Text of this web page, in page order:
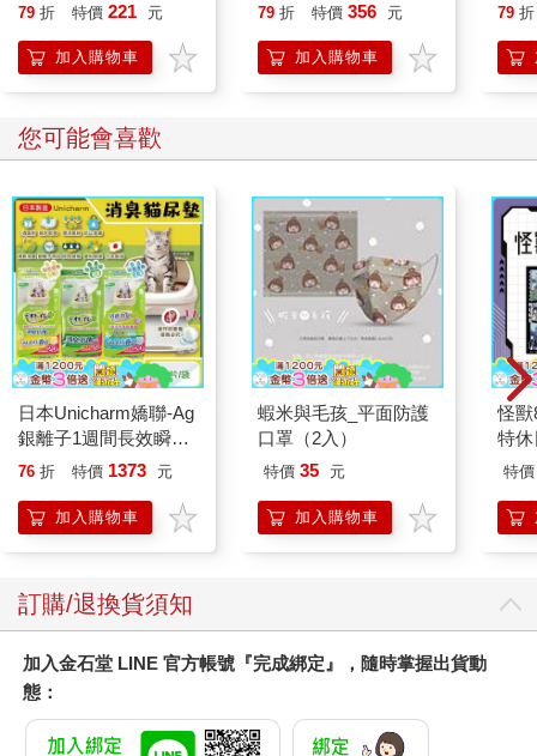
是忍不住。」旁邊的學生紛紛表示，雖然玩久了會眼睛酸痛、頭
痛或頭很脹、睡不好，但仍然常滑手機到力竭睡著，隔天睡醒
時，還握著手機。還有人說不知道自己怎麼了，常常很想哭，或
覺得心裡不舒服。
惱的傾訴：
「壓力大的時候，我就滑手機。」不少學生說這是唯一的減壓方
式，但不知為何，減壓完就讀不下書。
「我爸媽也手機上癮，卻只在乎我考幾分。」
「心情沮喪時，想找爸媽談心，他們卻趕我去念書。」
「考試考不好，我爸會拿書砸我。」
「考試永遠輸，念書念得好想死。」
「爸爸逼我念電資醫牙，說文組沒前途，可是我討厭數物化。」
「我媽比較喜歡我哥，不喜歡我。」
「爸媽幾乎天天吵架，放學後，我都不想回家。」
「我失眠、不由自主地掉淚，但我媽說我裝病。」
「補習補了一輩子。我活著就是為了分數嗎？」
地不起──
「我爸說，這個家沒有我會更幸福。」
●腹背受敵，缺少情感支持的孩子
拼湊好幾週後，結論逐漸從我腦海中浮現：躲進手機的世界，學
起來嘻皮笑臉的孩子很需要自己的支持。就算是別人看來懶惰、
學習意願低落的孩子，也很需要大人的協助。
即使已經有許多專家不斷寫文章表示，父母的支持是孩子受挫時
79 折 特價 221 元
加入購物車
79 折 特價 356 元
加入購物車
79 折
您可能會喜歡
日本Unicharm嬌聯-Ag
銀離子1週間長效瞬吸
乾爽寵物消臭大師貓尿
防滲漏貓尿布/可觀察
尿色貓潔墊補充包/本
76 折 特價 1373 元
加入購物車
蝦米與毛孩_平面防護
口罩（2入）
特價 35 元
加入購物車
怪獸
特
加購]
特價
訂購/退換貨須知
加入金石堂 LINE 官方帳號『完成綁定』，隨時掌握出貨動
態：